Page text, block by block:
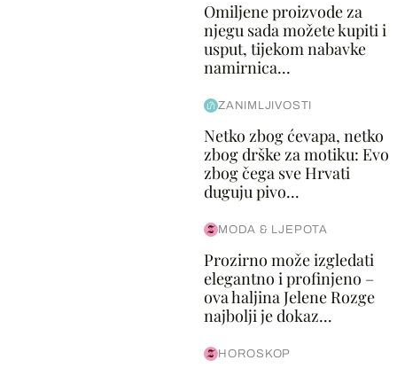
Omiljene proizvode za
njegu sada možete kupiti i
usput, tijekom nabavke
namirnica...
ZANIMLJIVOSTI
Netko zbog ćevapa, netko
zbog drške za motiku: Evo
zbog čega sve Hrvati
duguju pivo...
MODA & LJEPOTA
Prozirno može izgledati
elegantno i profinjeno –
ova haljina Jelene Rozge
najbolji je dokaz...
HOROSKOP